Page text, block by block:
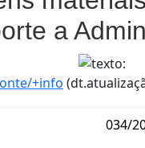
a
+info
034/